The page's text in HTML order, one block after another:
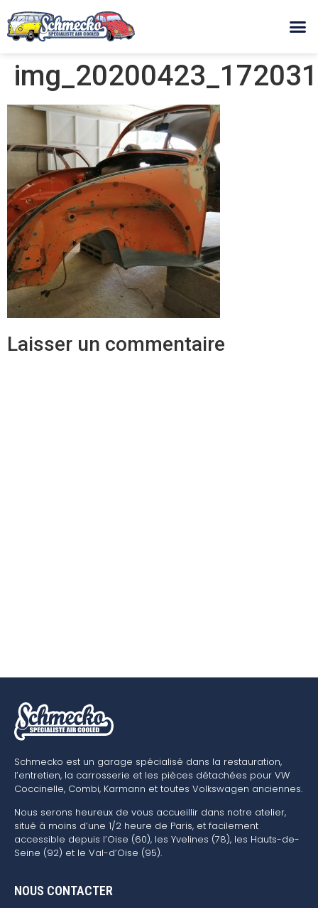
Laisser un commentaire
Schmecko est un garage spécialisé dans la restauration,
l’entretien, la carrosserie et les pièces détachées pour VW
Coccinelle, Combi, Karmann et toutes Volkswagen anciennes.
Nous serons heureux de vous accueillir dans notre atelier,
situé à moins d’une 1/2 heure de Paris, et facilement
accessible depuis l’Oise (60), les Yvelines (78), les Hauts-de-
Seine (92) et le Val-d’Oise (95).
NOUS CONTACTER